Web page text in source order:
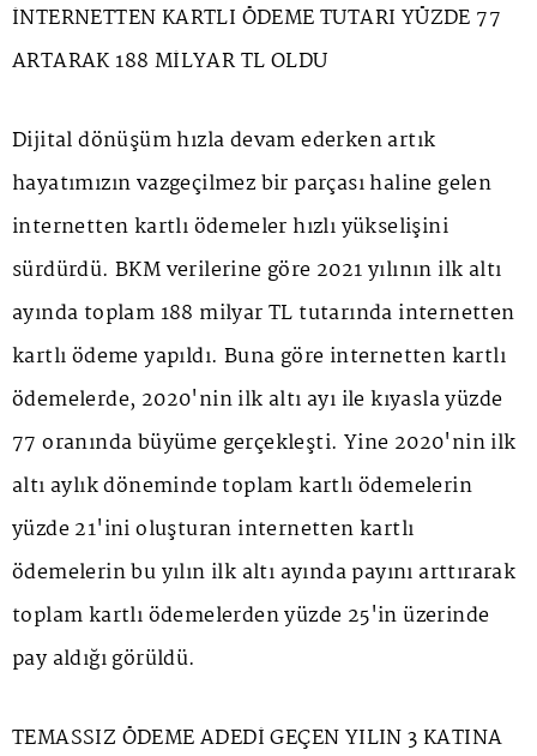
İNTERNETTEN KARTLI ÖDEME TUTARI YÜZDE 77
ARTARAK 188 MİLYAR TL OLDU
Dijital dönüşüm hızla devam ederken artık
hayatımızın vazgeçilmez bir parçası haline gelen
internetten kartlı ödemeler hızlı yükselişini
sürdürdü. BKM verilerine göre 2021 yılının ilk altı
ayında toplam 188 milyar TL tutarında internetten
kartlı ödeme yapıldı. Buna göre internetten kartlı
ödemelerde, 2020'nin ilk altı ayı ile kıyasla yüzde
77 oranında büyüme gerçekleşti. Yine 2020'nin ilk
altı aylık döneminde toplam kartlı ödemelerin
yüzde 21'ini oluşturan internetten kartlı
ödemelerin bu yılın ilk altı ayında payını arttırarak
toplam kartlı ödemelerden yüzde 25'in üzerinde
pay aldığı görüldü.
TEMASSIZ ÖDEME ADEDİ GEÇEN YILIN 3 KATINA